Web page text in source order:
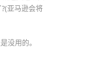
亚马逊会将
没用的。